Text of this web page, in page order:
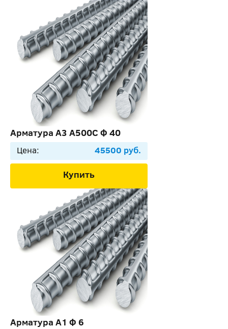
Арматура А3 А500С Ф 40
Цена: 45500 руб.
Купить
Арматура А1 Ф 6